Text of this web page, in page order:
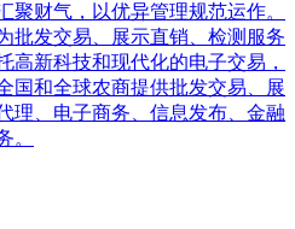
聚财气，以优异管理规范运作。
批发交易、展示直销、检测服务
高新科技和现代化的电子交易，
国和全球农商提供批发交易、展
理、电子商务、信息发布、金融
。